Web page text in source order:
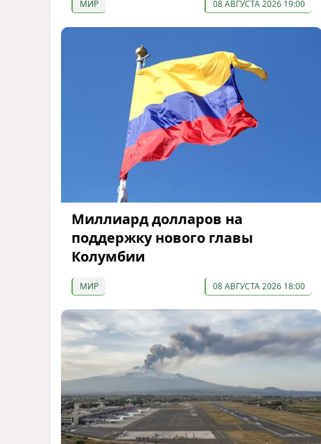
МИР 08 АВГУСТА 2026 19:00
Миллиард долларов на
поддержку нового главы
Колумбии
МИР 08 АВГУСТА 2026 18:00